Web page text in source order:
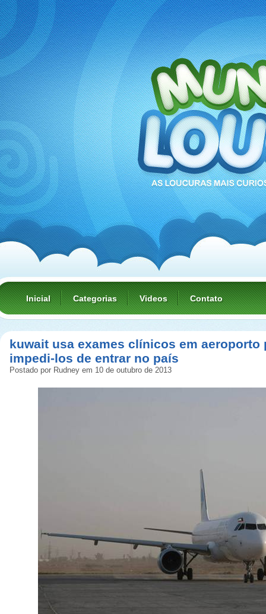
Inicial Categorias Videos Contato
kuwait usa exames clínicos em aeroporto
impedi-los de entrar no país
Postado por Rudney em 10 de outubro de 2013